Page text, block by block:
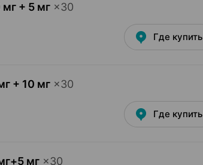
мг + 5 мг ×30
Где купить
+ 10 мг ×30
Где купить
мг ×30